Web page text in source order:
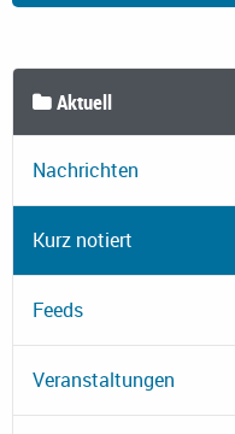
Aktuell
Nachrichten
Kurz notiert
Feeds
Veranstaltungen